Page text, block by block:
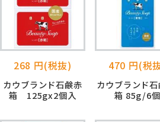
268 円(税抜)
カウブランド石鹸赤
箱 125gx2個入
470 円(税
カウブランド
箱 85g/6個